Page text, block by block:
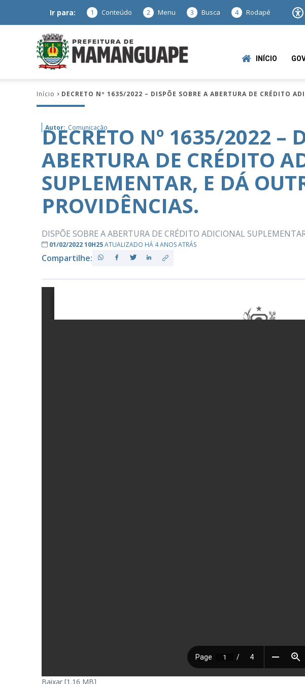
Ir para: 1 Conteúdo 2 Menu 3 Busca 4 Rodapé
Mamanguape
–
INÍCIO
Início DECRETO Nº 1635/2022 – DISPÕE SOBRE A ABERTURA DE CRÉDITO
Autor: Comunicação
DECRETO Nº 1635/2022 –
ABERTURA DE CRÉDITO
SUPLEMENTAR, E DÁ
PROVIDÊNCIAS.
DISPÕE SOBRE A ABERTURA DE CRÉDITO ADICIONAL
01/02/2022 10H25ATUALIZADO HÁ 4 ANOS ATRÁS
Compartilhe:
Baixar [1.16 MB]